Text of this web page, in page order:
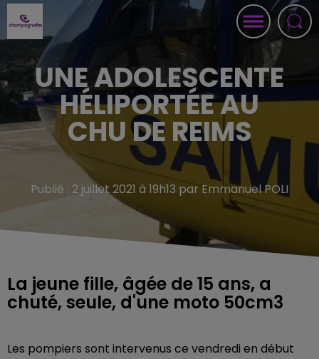
UNE ADOLESCENTE
HÉLIPORTÉE AU
CHU DE REIMS
Publié : 2 juillet 2021 à 19h13 par Emmanuel POLI
La jeune fille, âgée de 15 ans, a
chuté, seule, d'une moto 50cm3
Les pompiers sont intervenus ce vendredi en début